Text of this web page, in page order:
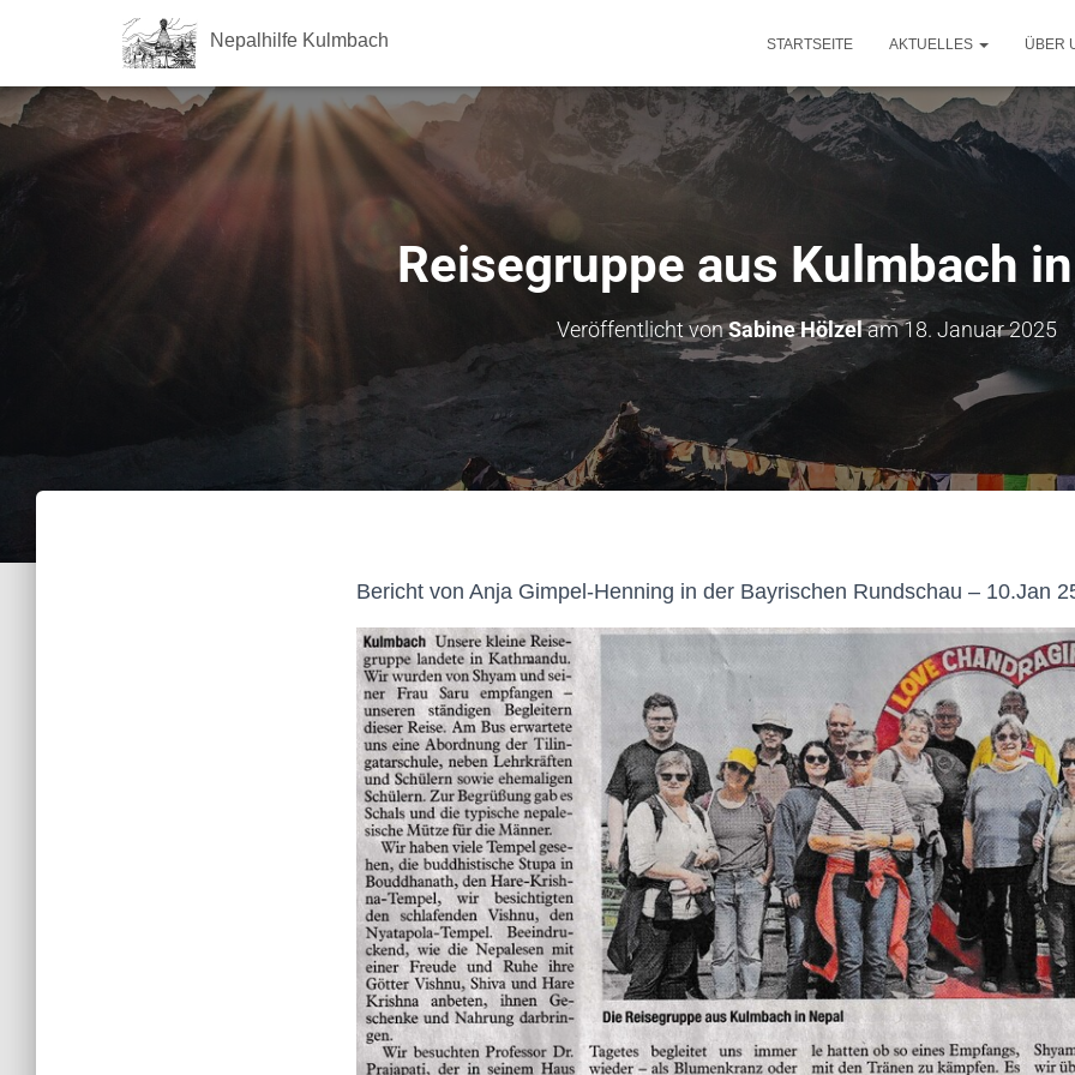
Nepalhilfe Kulmbach STARTSEITE AKTUELLES ÜBER
Reisegruppe aus Kulmbach
Veröffentlicht vonSabine Hölzelam18. Januar 2025
Bericht von Anja Gimpel-Henning in der Bayrischen Rundschau – 10.Jan